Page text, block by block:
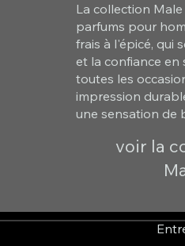
La collection
parfums pour
frais à l'épicé, qui
et la confiance en
toutes les
impression
une sensation de
voir la